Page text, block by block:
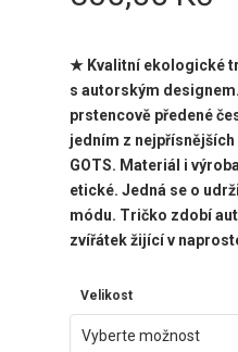
★ Kvalitní ekologické
s autorským
prstencově předené
jedním z
GOTS. Materiál i
etické. Jedná se o
módu. Tričko zdobí
zvířátek žijící v
Velikost
Vyberte možnost